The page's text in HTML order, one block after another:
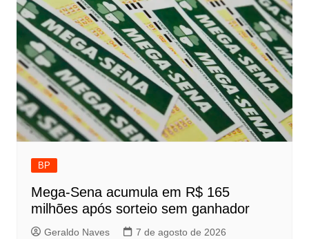
BP
Mega-Sena acumula em R$ 165
milhões após sorteio sem ganhador
Geraldo Naves 7 de agosto de 2026